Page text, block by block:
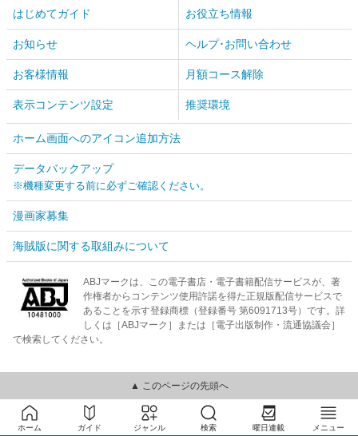
はじめてガイド お役立ち情報
お知らせ ヘルプ･お問い合わせ
お客様情報 月額コース解除
表示コンテンツ設定 推奨環境
ホーム画面へのアイコン追加方法
データバックアップ
※機種変更する前に必ずご確認ください。
漫画家募集
海賊版に関する取組みについて
ABJマークは、この電子書店・電子書籍配信サービスが、著
作権者からコンテンツ使用許諾を得た正規版配信サービスで
あることを示す登録商標（登録番号 第6091713号）です。詳
しくは［ABJマーク］または［電子出版制作・流通協議会］
で検索してください。
▲ このページの先頭へ
ホーム ガイド ジャンル 検索 曜日連載 メニュー